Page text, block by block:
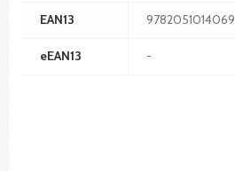
EAN13 9782051014069
eEAN13 -